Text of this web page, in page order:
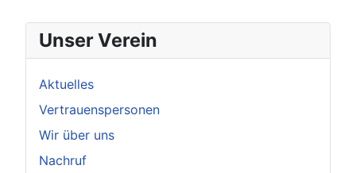
Unser Verein
Aktuelles
Vertrauenspersonen
Wir über uns
Nachruf